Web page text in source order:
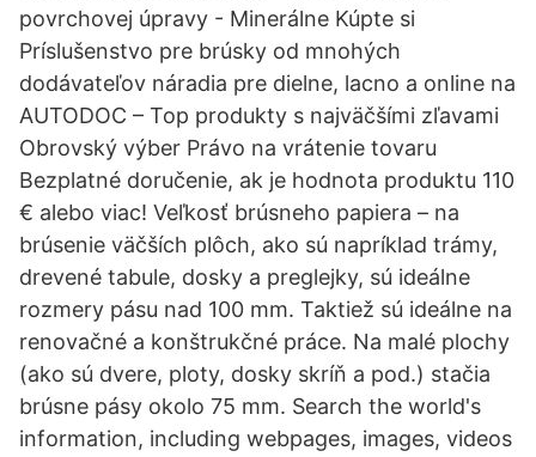
povrchovej úpravy - Minerálne Kúpte si
Príslušenstvo pre brúsky od mnohých
dodávateľov náradia pre dielne, lacno a online na
AUTODOC – Top produkty s najväčšími zľavami
Obrovský výber Právo na vrátenie tovaru
Bezplatné doručenie, ak je hodnota produktu 110
€ alebo viac! Veľkosť brúsneho papiera – na
brúsenie väčších plôch, ako sú napríklad trámy,
drevené tabule, dosky a preglejky, sú ideálne
rozmery pásu nad 100 mm. Taktiež sú ideálne na
renovačné a konštrukčné práce. Na malé plochy
(ako sú dvere, ploty, dosky skríň a pod.) stačia
brúsne pásy okolo 75 mm. Search the world's
information, including webpages, images, videos